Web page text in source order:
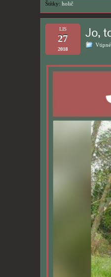
Štítky: holič
LIS
27
2018
Jo,